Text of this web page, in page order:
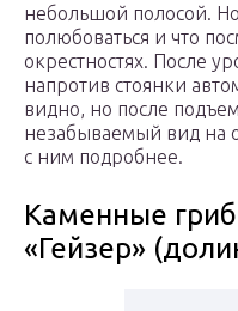
небольшой полосой.
полюбоваться и что
окрестностях. После
напротив стоянки
видно, но после
незабываемый вид на
с ним подробнее.
Каменные
«Гейзер»